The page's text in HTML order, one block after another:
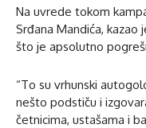
Na uvrede tokom
Srđana Mandića, kazao
što je apsolutno
“To su vrhunski
nešto podstiču i
četnicima, ustašama i